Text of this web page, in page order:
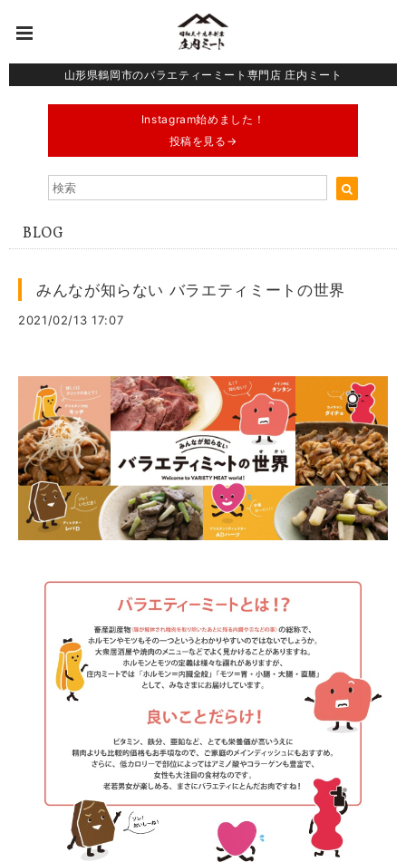
山形県鶴岡市のバラエティーミート専門店 庄内ミート
Instagram始めました！
投稿を見る→
BLOG
みんなが知らない バラエティミートの世界
2021/02/13 17:07